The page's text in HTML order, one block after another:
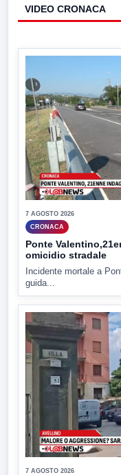
VIDEO CRONACA
7 AGOSTO 2026
CRONACA
Ponte
omicidio stradale
Incidente mortale a
guida...
7 AGOSTO 2026